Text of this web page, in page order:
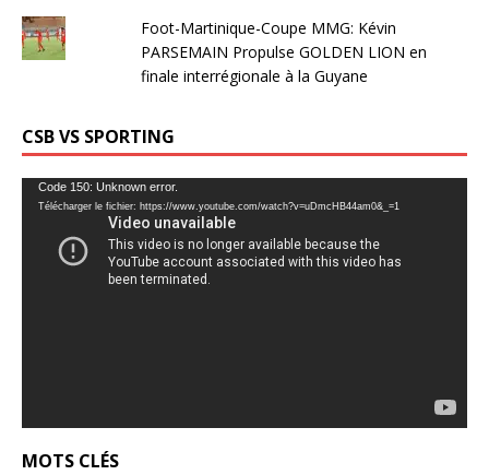
Foot-Martinique-Coupe MMG: Kévin
PARSEMAIN Propulse GOLDEN LION en
finale interrégionale à la Guyane
CSB VS SPORTING
Lecteur
vidéo
Code 150: Unknown error.
Télécharger le fichier: https://www.youtube.com/watch?v=uDmcHB44am0&_=1
MOTS CLÉS